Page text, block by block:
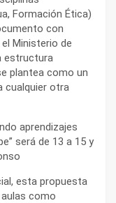
Formación Ética)
con
Ministerio de
estructura
plantea como un
cualquier otra
aprendizajes
será de 13 a 15 y
esta propuesta
como